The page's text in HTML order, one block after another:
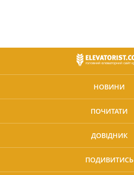
НОВИНИ
ПОЧИТАТИ
ДОВІДНИК
ПОДИВИТИСЬ